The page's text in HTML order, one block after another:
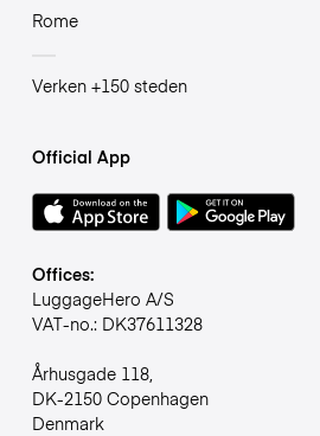
Rome
Verken +150 steden
Official App
Offices:
LuggageHero A/S
VAT-no.: DK37611328
Århusgade 118,
DK-2150 Copenhagen
Denmark